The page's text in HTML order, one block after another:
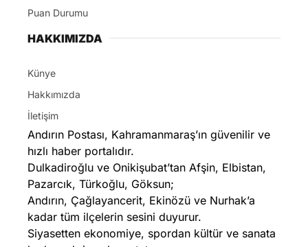
Puan Durumu
HAKKIMIZDA
Künye
Hakkımızda
İletişim
Andırın Postası, Kahramanmaraş’ın güvenilir ve
hızlı haber portalıdır.
Dulkadiroğlu ve Onikişubat’tan Afşin, Elbistan,
Pazarcık, Türkoğlu, Göksun;
Andırın, Çağlayancerit, Ekinözü ve Nurhak’a
kadar tüm ilçelerin sesini duyurur.
Siyasetten ekonomiye, spordan kültür ve sanata